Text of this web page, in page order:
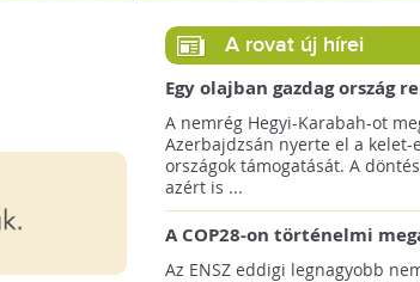
A rovat új hírei
Egy olajban gazdag ország
jövőre a COP29 klímacsúcsot
A nemrég Hegyi-Karabah-ot
Azerbajdzsán nyerte el a kelet-
országok támogatását. A
azért is ...
A COP28-on történelmi
született! - Összefoglaló az
Az ENSZ eddigi legnagyobb